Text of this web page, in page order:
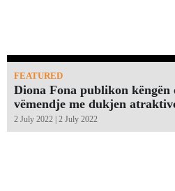
FEATURED
Diona Fona publikon
vëmendje me dukjen
2 July 2022 | 2 July 2022